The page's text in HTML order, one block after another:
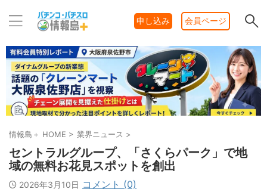
申し込み 会員ページ
情報島＋ HOME > 業界ニュース >
セントラルグループ、「さくらパーク」で地
域の無料お花見スポットを創出
2026年3月10日 コメント (0)